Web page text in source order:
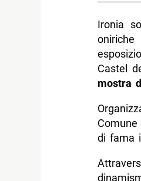
Ironia
Castel
mostra
di fama